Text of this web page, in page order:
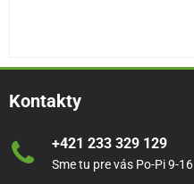
Kontakty
+421 233 329 129
Sme tu pre vás Po-Pi 9-16